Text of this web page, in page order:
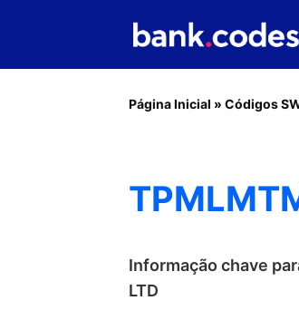
Página Inicial » Códigos
Informação chave
LTD